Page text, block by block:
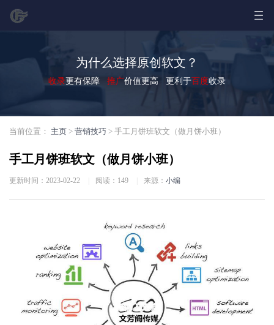
为什么选择原创软文？
收录更有保障 推广价值更高 更利于百度收录
当前位置： 主页 > 营销技巧 > 手工月饼班软文（做月饼小班）
手工月饼班软文（做月饼小班）
更新时间：2023-02-22 阅读： 149 来源： 小编